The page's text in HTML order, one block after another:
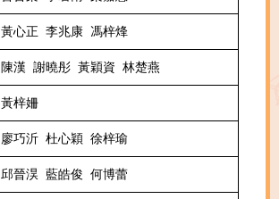
黃心正 李兆康 馮梓烽
陳漢 謝曉彤 黃穎資 林楚燕
黃梓姍
廖巧沂 杜心穎 徐梓瑜
邱晉淏 藍皓俊 何博蕾